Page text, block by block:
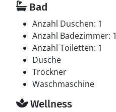
Bad
Anzahl Duschen: 1
Anzahl Badezimmer: 1
Anzahl Toiletten: 1
Dusche
Trockner
Waschmaschine
Wellness